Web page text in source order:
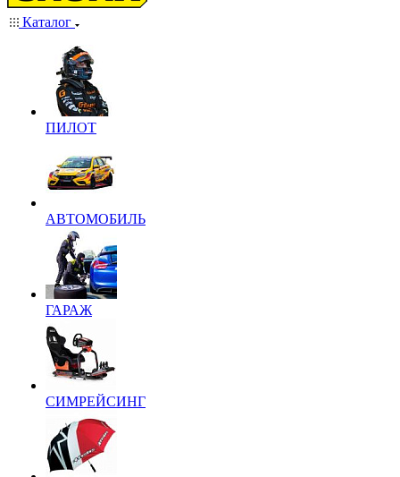
Каталог
ПИЛОТ
АВТОМОБИЛЬ
ГАРАЖ
СИМРЕЙСИНГ